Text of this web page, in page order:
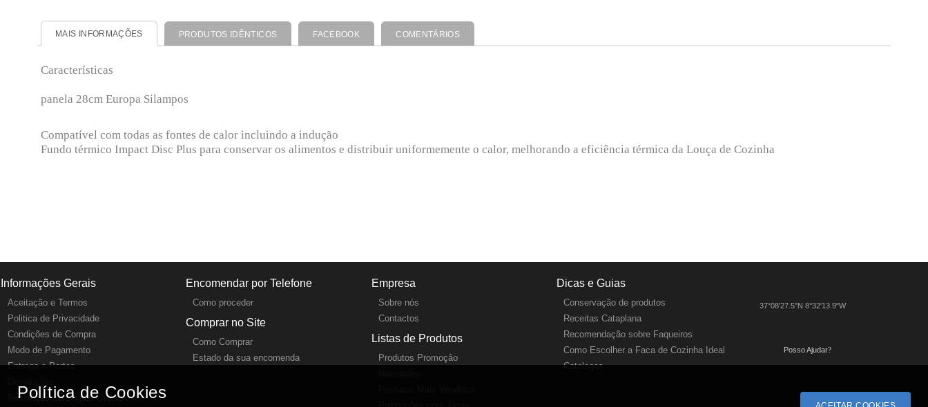
MAIS INFORMAÇÕES PRODUTOS IDÊNTICOS FACEBOOK COMENTÁRIOS
Características
panela 28cm Europa Silampos
Compatível com todas as fontes de calor incluindo a indução
Fundo térmico Impact Disc Plus para conservar os alimentos e distribuir uniformemente o calor, melhorando a eficiência térmica da Louça de Cozinha
Informações Gerais
Aceitação e Termos
Politica de Privacidade
Condições de Compra
Modo de Pagamento
Entrega e Portes
Resolução de Litígios Online
Encomendar por Telefone
Como proceder
Comprar no Site
Como Comprar
Estado da sua encomenda
Empresa
Sobre nós
Contactos
Listas de Produtos
Produtos Promoção
Dicas e Guias
Conservação de produtos
Receitas Cataplana
Recomendação sobre Faqueiros
Como Escolher a Faca de Cozinha Ideal
Catalogos
37°08'27.5"N 8°32'13.9"W
Posso Ajudar?
Política de Cookies